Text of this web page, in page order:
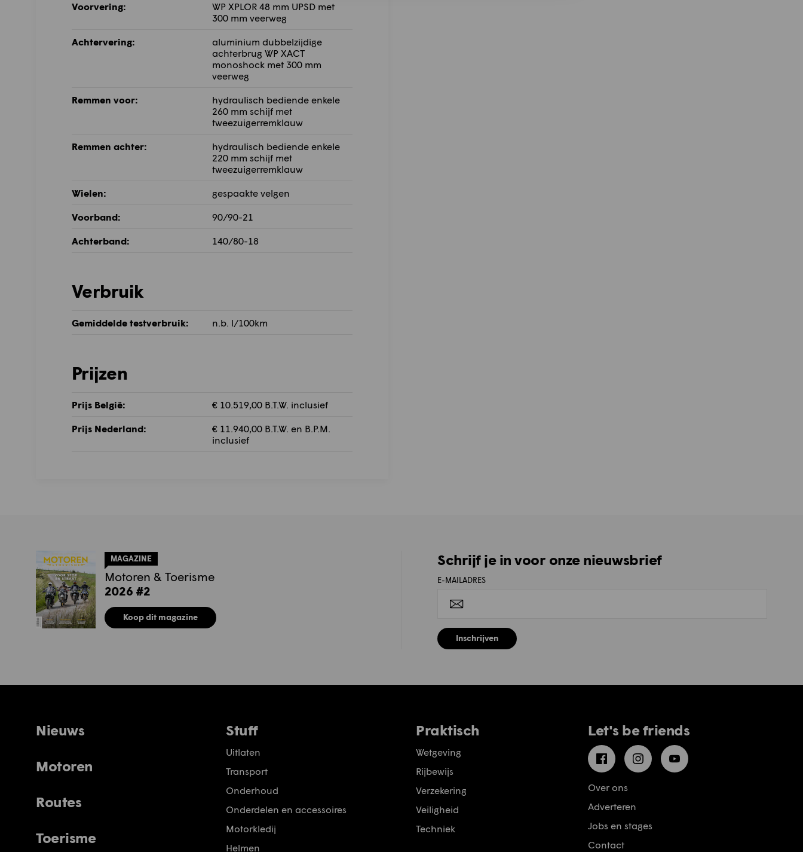
Voorvering:
WP XPLOR 48 mm UPSD met
300 mm veerweg
Achtervering:
aluminium dubbelzijdige
achterbrug WP XACT
monoshock met 300 mm
veerweg
Remmen voor:
hydraulisch bediende enkele
260 mm schijf met
tweezuigerremklauw
Remmen achter:
hydraulisch bediende enkele
220 mm schijf met
tweezuigerremklauw
Wielen: gespaakte velgen
Voorband: 90/90-21
Achterband: 140/80-18
Verbruik
Gemiddelde testverbruik: n.b. l/100km
Prijzen
Prijs België: € 10.519,00 B.T.W. inclusief
Prijs Nederland:
€ 11.940,00 B.T.W. en B.P.M.
inclusief
MAGAZINE
Motoren & Toerisme
2026 #2
Koop dit magazine
Schrijf je in voor onze nieuwsbrief
E-MAILADRES
Inschrijven
Nieuws
Motoren
Routes
Toerisme
Stuff
Uitlaten
Transport
Onderhoud
Onderdelen en accessoires
Motorkledij
Helmen
Praktisch
Wetgeving
Rijbewijs
Verzekering
Veiligheid
Techniek
Let's be friends
FacebookInstagramYouTube
Over ons
Adverteren
Jobs en stages
Contact